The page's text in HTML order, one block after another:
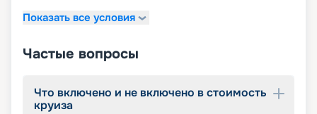
Показать все условия
Частые вопросы
Что включено и не включено в стоимость
круиза